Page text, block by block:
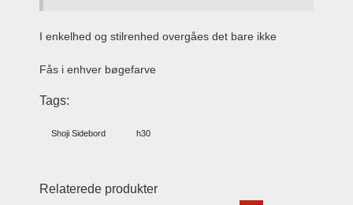
I enkelhed og stilrenhed overgåes det bare ikke
Fås i enhver bøgefarve
Tags:
Shoji Sidebord h30
Relaterede produkter